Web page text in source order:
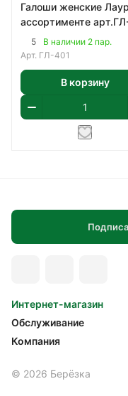
Галоши женские Лаура
ассортименте
5
В наличии 2 пар.
Арт. ГЛ-401
В корзину
Интернет-магазин
Обслуживание
Компания
© 2026 Берёзка